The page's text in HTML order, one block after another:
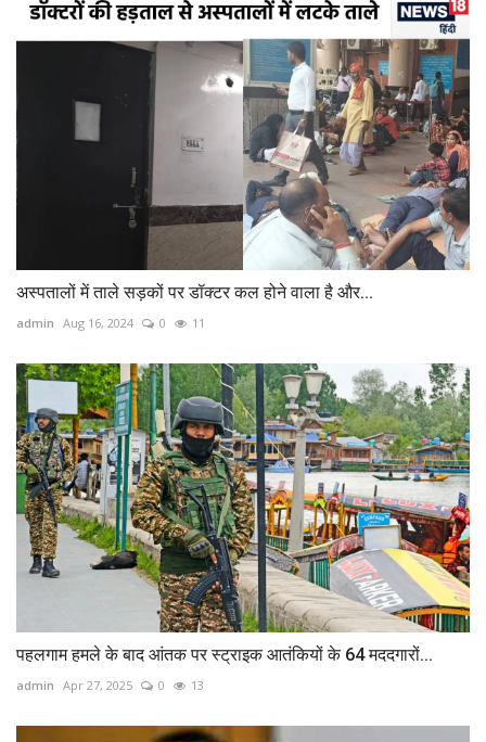
अस्‍पतालों में ताले सड़कों पर डॉक्‍टर कल होने वाला है और...
admin Aug 16, 2024 0 11
पहलगाम हमले के बाद आंतक पर स्ट्राइक आतंकियों के 64 मददगारों...
admin Apr 27, 2025 0 13